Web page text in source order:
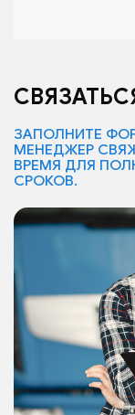
ЗАПОЛНИТЕ
МЕНЕДЖЕР
ВРЕМЯ ДЛЯ
СРОКОВ.